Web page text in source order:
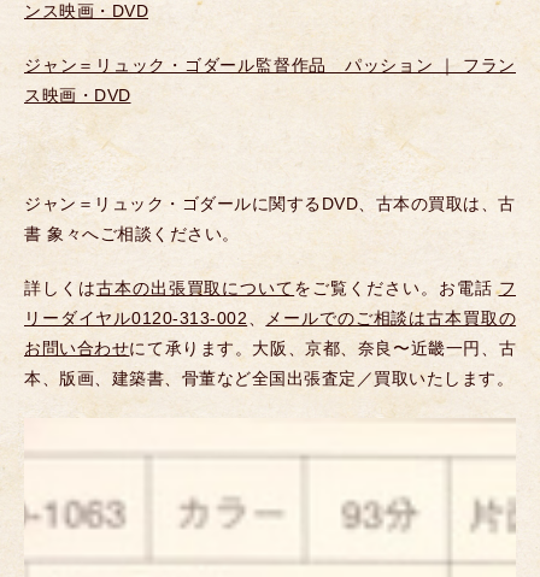
ンス映画・DVD
ジャン＝リュック・ゴダール監督作品 パッション ｜ フラン
ス映画・DVD
ジャン＝リュック・ゴダールに関するDVD、古本の買取は、古
書 象々へご相談ください。
詳しくは古本の出張買取についてをご覧ください。お電話フ
リーダイヤル0120-313-002、
メールでのご相談は古本買取の
お問い合わせにて承ります。大阪、京都、奈良〜近畿一円、古
本、版画、建築書、骨董など全国出張査定／買取いたします。